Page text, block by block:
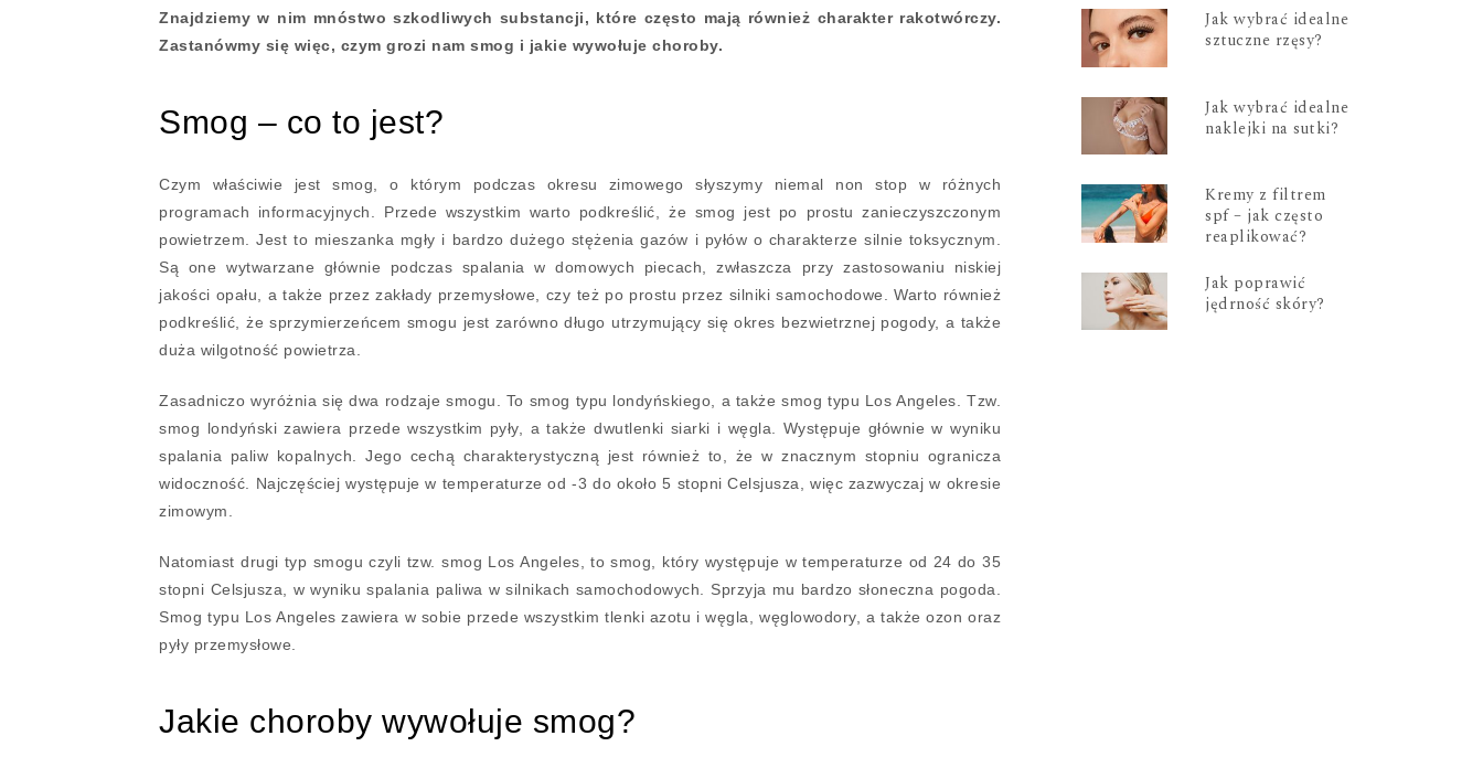
Znajdziemy w nim mnóstwo szkodliwych substancji, które często mają również charakter rakotwórczy.
Zastanówmy się więc, czym grozi nam smog i jakie wywołuje choroby.
Smog – co to jest?
Czym właściwie jest smog, o którym podczas okresu zimowego słyszymy niemal non stop w różnych
programach informacyjnych. Przede wszystkim warto podkreślić, że smog jest po prostu zanieczyszczonym
powietrzem. Jest to mieszanka mgły i bardzo dużego stężenia gazów i pyłów o charakterze silnie toksycznym.
Są one wytwarzane głównie podczas spalania w domowych piecach, zwłaszcza przy zastosowaniu niskiej
jakości opału, a także przez zakłady przemysłowe, czy też po prostu przez silniki samochodowe. Warto również
podkreślić, że sprzymierzeńcem smogu jest zarówno długo utrzymujący się okres bezwietrznej pogody, a także
duża wilgotność powietrza.
Zasadniczo wyróżnia się dwa rodzaje smogu. To smog typu londyńskiego, a także smog typu Los Angeles. Tzw.
smog londyński zawiera przede wszystkim pyły, a także dwutlenki siarki i węgla. Występuje głównie w wyniku
spalania paliw kopalnych. Jego cechą charakterystyczną jest również to, że w znacznym stopniu ogranicza
widoczność. Najczęściej występuje w temperaturze od -3 do około 5 stopni Celsjusza, więc zazwyczaj w okresie
zimowym.
Natomiast drugi typ smogu czyli tzw. smog Los Angeles, to smog, który występuje w temperaturze od 24 do 35
stopni Celsjusza, w wyniku spalania paliwa w silnikach samochodowych. Sprzyja mu bardzo słoneczna pogoda.
Smog typu Los Angeles zawiera w sobie przede wszystkim tlenki azotu i węgla, węglowodory, a także ozon oraz
pyły przemysłowe.
Jakie choroby wywołuje smog?
Jak wybrać idealne
sztuczne rzęsy?
Jak wybrać idealne
naklejki na sutki?
Kremy z filtrem
spf – jak często
reaplikować?
Jak poprawić
jędrność skóry?